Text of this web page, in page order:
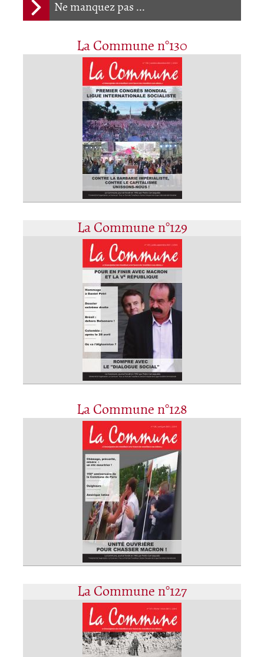
Ne manquez pas ...
La Commune n°130
La Commune n°129
La Commune n°128
La Commune n°127